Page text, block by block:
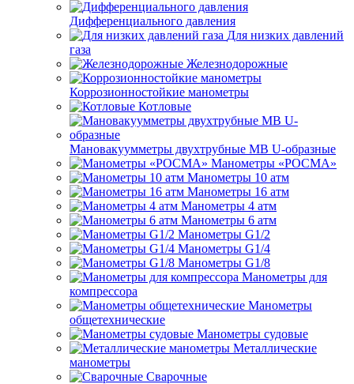
Дифференциального давления
Для низких давлений
газа
Железнодорожные
Коррозионностойкие манометры
Котловые
Мановакуумметры двухтрубные МВ U-образные
Манометры «РОСМА»
Манометры 10 атм
Манометры 16 атм
Манометры 4 атм
Манометры 6 атм
Манометры G1/2
Манометры G1/4
Манометры G1/8
Манометры для
компрессора
Манометры
общетехнические
Манометры судовые
Металлические
манометры
Сварочные